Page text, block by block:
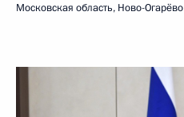
Московская область, Ново-Огарёво